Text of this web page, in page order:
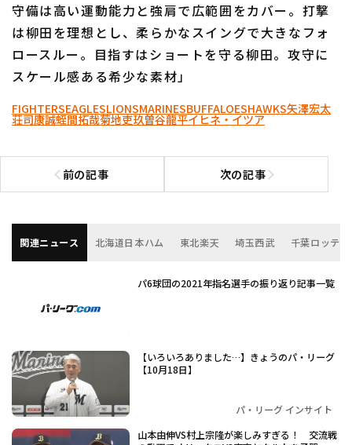
守備は高い運動能力と強肩で広範囲をカバー。打撃
は柳田を理想とし、柔らかなスイングで大きなフォ
ロースルー。目指すはショートを守る柳田。攻守に
スケール感ある希少な素材」
FIGHTERSEAGLESLIONSMARINESBUFFALOESHAWKS矢澤宏太
荘司康誠蛭間拓哉菊地吏玖曽谷龍平イヒネ・イツア
前の記事
前の記事へ 次の記事次の記事へ
関連ニュース 北海道日本ハム 東北楽天 埼玉西武 千葉ロッテ
パ6球団の2021年指名選手の振り返り記事一覧
【いろいろありました…】きょうのパ・リーグ
【10月18日】
パ・リーグ インサイト
山本由伸VS村上宗隆が楽しみすぎる！ 交流戦